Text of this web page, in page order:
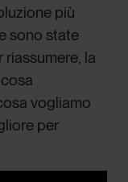
più
sono state
riassumere, la
vogliamo
per